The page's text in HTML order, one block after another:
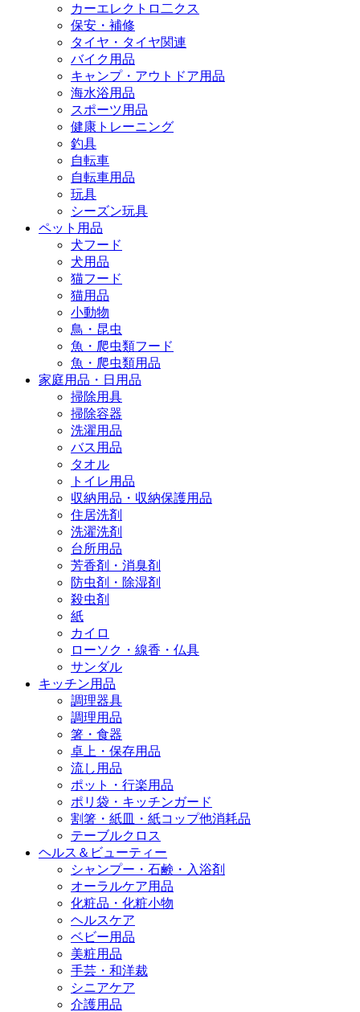
カーエレクトロ二クス
保安・補修
タイヤ・タイヤ関連
バイク用品
キャンプ・アウトドア用品
海水浴用品
スポーツ用品
健康トレーニング
釣具
自転車
自転車用品
玩具
シーズン玩具
ペット用品
犬フード
犬用品
猫フード
猫用品
小動物
鳥・昆虫
魚・爬虫類フード
魚・爬虫類用品
家庭用品・日用品
掃除用具
掃除容器
洗濯用品
バス用品
タオル
トイレ用品
収納用品・収納保護用品
住居洗剤
洗濯洗剤
台所用品
芳香剤・消臭剤
防虫剤・除湿剤
殺虫剤
紙
カイロ
ローソク・線香・仏具
サンダル
キッチン用品
調理器具
調理用品
箸・食器
卓上・保存用品
流し用品
ポット・行楽用品
ポリ袋・キッチンガード
割箸・紙皿・紙コップ他消耗品
テーブルクロス
ヘルス＆ビューティー
シャンプー・石鹸・入浴剤
オーラルケア用品
化粧品・化粧小物
ヘルスケア
ベビー用品
美粧用品
手芸・和洋裁
シニアケア
介護用品